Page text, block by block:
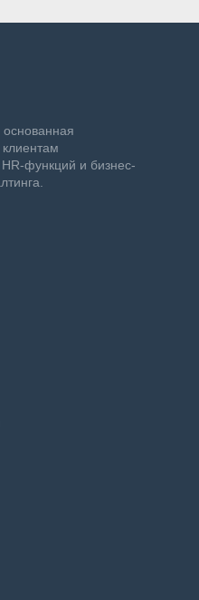
клиентам
функций и бизнес-